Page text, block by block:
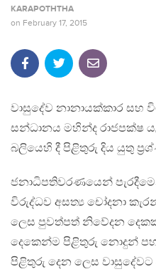
KARAPOTHTHA
on February 17, 2015
වාසුදේව නානායක්කාර සහ
සන්ධානය මහින්ද රාජපක්ෂ
බලියෙහි දී පිළිතුරු දිය යුතු
ජනාධිපතිවරණයෙන්
විරුද්ධව අසත්‍ය චෝදනා
ලෙස පුවත්පත් නිවේදන
දෙකෙන්ම පිළිතුරු නොදුන්
පිළිතුරු දෙන ලෙස